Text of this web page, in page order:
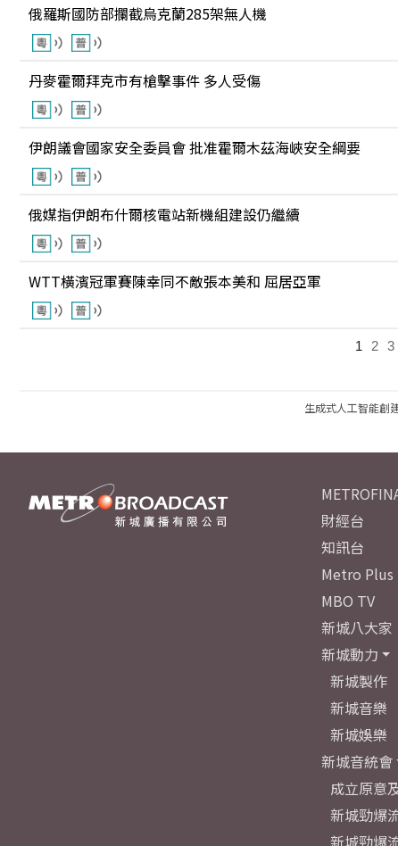
俄羅斯國防部攔截烏克蘭285架無人機
丹麥霍爾拜克市有槍擊事件 多人受傷
伊朗議會國家安全委員會 批准霍爾木茲海峽安全綱要
俄媒指伊朗布什爾核電站新機組建設仍繼續
WTT橫濱冠軍賽陳幸同不敵張本美和 屈居亞軍
1 2 3
生成式人工智能創
財經台
知訊台
Metro Plus
MBO TV
新城八大家
新城動力
新城製作
新城音樂
新城娛樂
新城音統會
成立原意
新城勁爆
新城勁爆